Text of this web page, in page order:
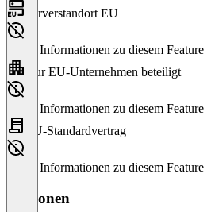
Serverstandort EU
Keine Informationen zu diesem Feature
Nur EU-Unternehmen beteiligt
Keine Informationen zu diesem Feature
EU-Standardvertrag
Keine Informationen zu diesem Feature
Versionen